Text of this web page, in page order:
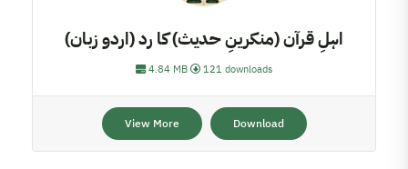
اہلِ قرآن (منکرینِ حدیث) کا رد (اردو زبان)
4.84 MB 121 downloads
View More Download